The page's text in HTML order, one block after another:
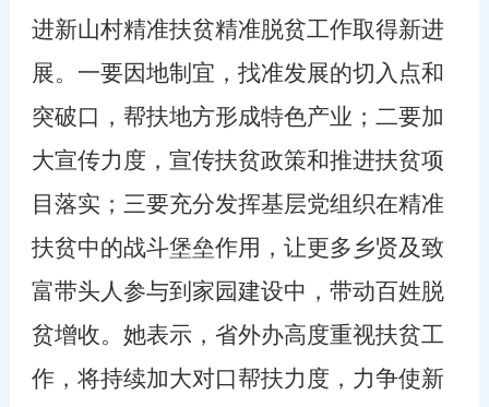
进新山村精准扶贫精准脱贫工作取得新进
展。一要因地制宜，找准发展的切入点和
突破口，帮扶地方形成特色产业；二要加
大宣传力度，宣传扶贫政策和推进扶贫项
目落实；三要充分发挥基层党组织在精准
扶贫中的战斗堡垒作用，让更多乡贤及致
富带头人参与到家园建设中，带动百姓脱
贫增收。她表示，省外办高度重视扶贫工
作，将持续加大对口帮扶力度，力争使新